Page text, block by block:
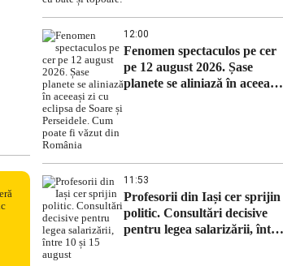
12:00
Fenomen spectaculos pe cer
pe 12 august 2026. Șase
planete se aliniază în aceeași
11:53
Profesorii din Iași cer sprijin
politic. Consultări decisive
pentru legea salarizării, între